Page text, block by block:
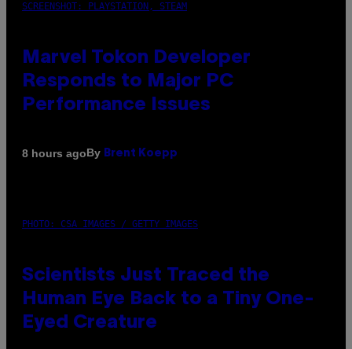
SCREENSHOT: PLAYSTATION, STEAM
Marvel Tokon Developer
Responds to Major PC
Performance Issues
8 hours agoBy Brent Koepp
PHOTO: CSA IMAGES / GETTY IMAGES
Scientists Just Traced the
Human Eye Back to a Tiny One-
Eyed Creature